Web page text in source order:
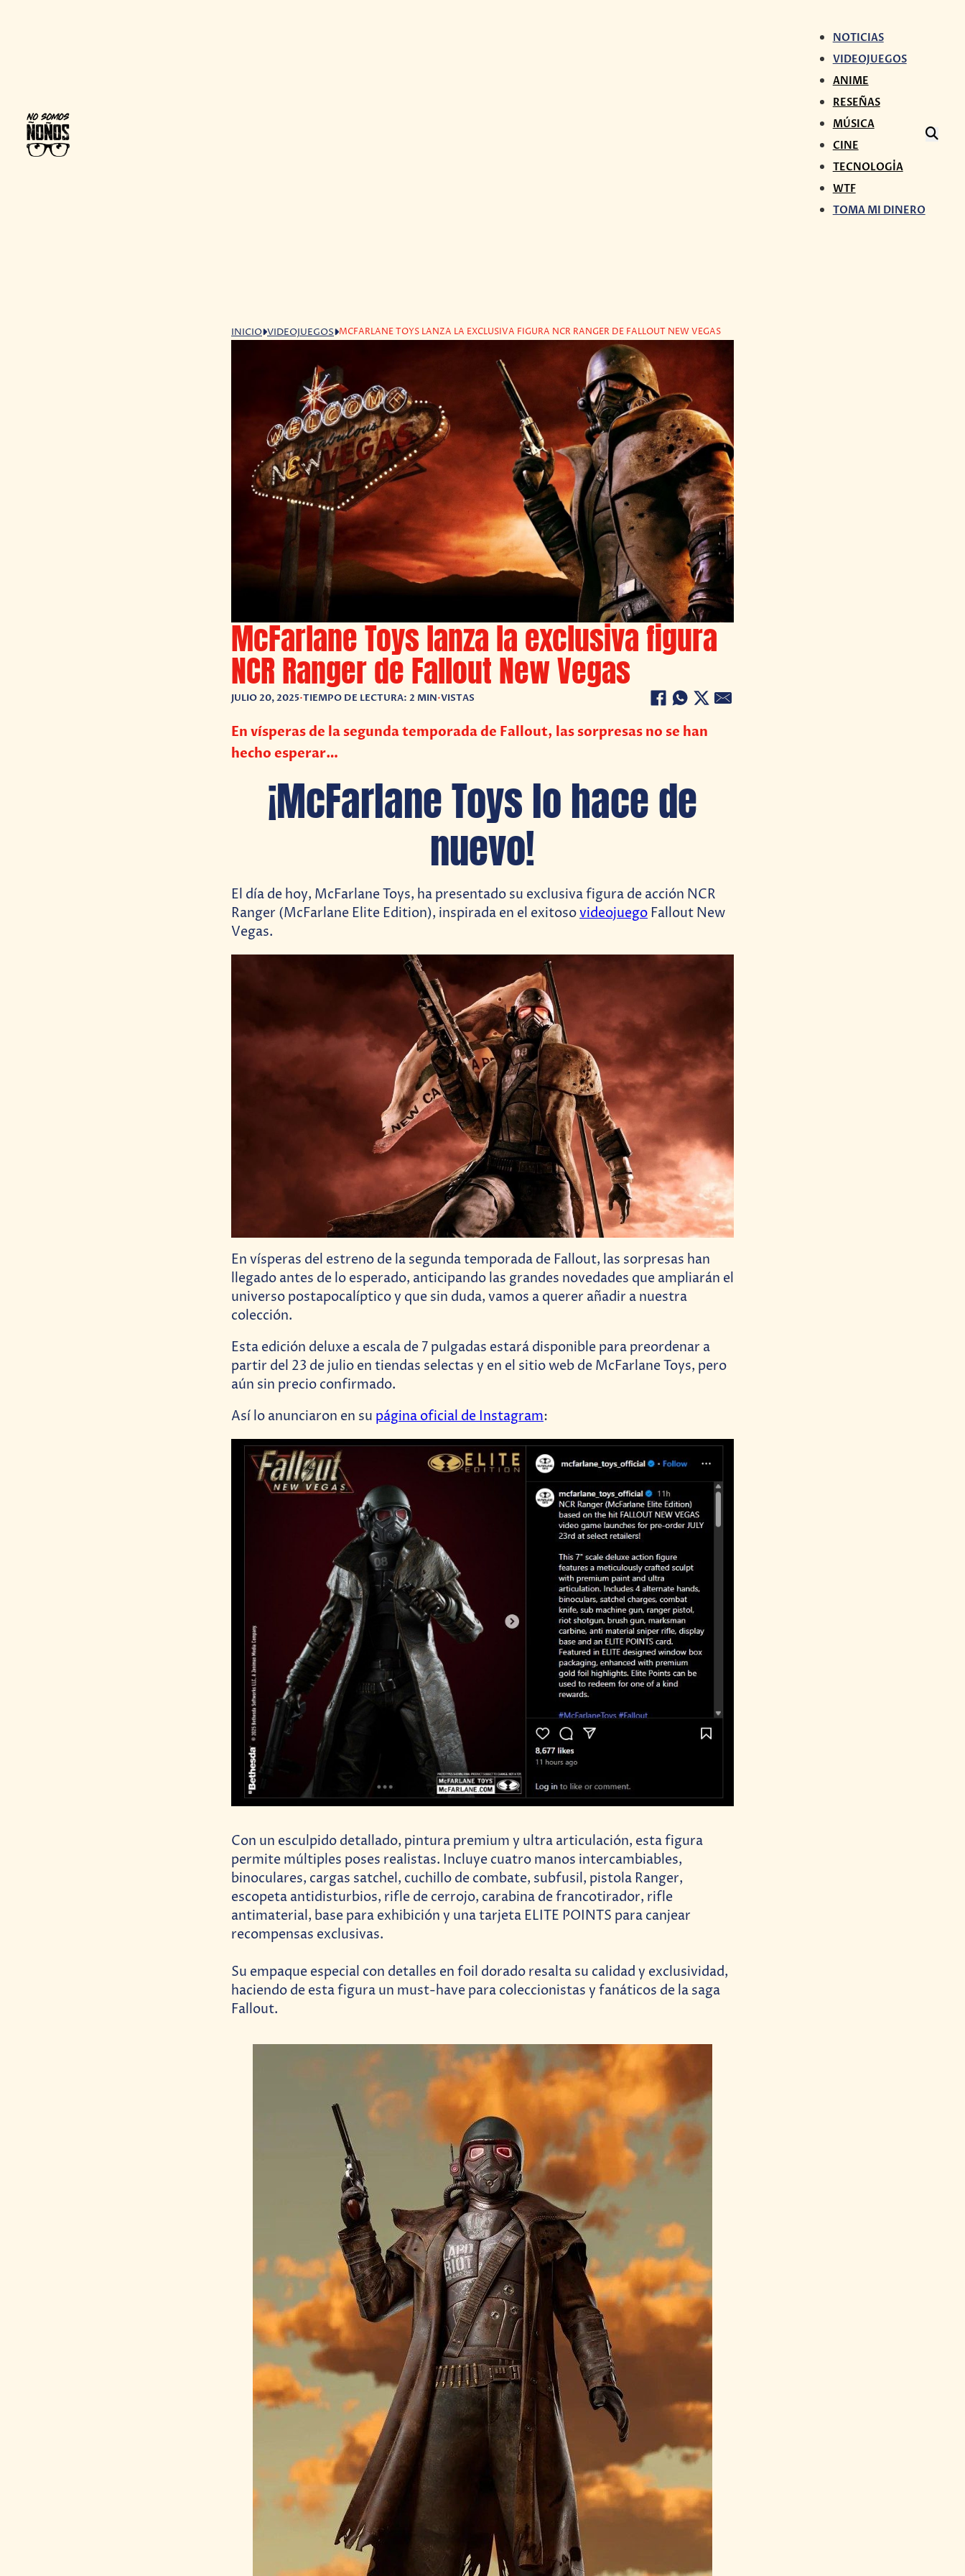
NOTICIAS
VIDEOJUEGOS
ANIME
RESEÑAS
MÚSICA
CINE
TECNOLOGÍA
WTF
TOMA MI DINERO
INICIO VIDEOJUEGOS MCFARLANE TOYS LANZA LA EXCLUSIVA FIGURA NCR RANGER DE FALLOUT NEW VEGAS
McFarlane Toys lanza la exclusiva figura
NCR Ranger de Fallout New Vegas
JULIO 20, 2025•TIEMPO DE LECTURA: 2 MIN•VISTAS
En vísperas de la segunda temporada de Fallout, las sorpresas no se han
hecho esperar…
¡McFarlane Toys lo hace de
nuevo!
El día de hoy, McFarlane Toys, ha presentado su exclusiva figura de acción NCR
Ranger (McFarlane Elite Edition), inspirada en el exitosovideojuego Fallout New
Vegas.
En vísperas del estreno de la segunda temporada de Fallout, las sorpresas han
llegado antes de lo esperado, anticipando las grandes novedades que ampliarán el
universo postapocalíptico y que sin duda, vamos a querer añadir a nuestra
colección.
Esta edición deluxe a escala de 7 pulgadas estará disponible para preordenar a
partir del 23 de julio en tiendas selectas y en el sitio web de McFarlane Toys, pero
aún sin precio confirmado.
Así lo anunciaron en su página oficial de Instagram:
Con un esculpido detallado, pintura premium y ultra articulación, esta figura
permite múltiples poses realistas. Incluye cuatro manos intercambiables,
binoculares, cargas satchel, cuchillo de combate, subfusil, pistola Ranger,
escopeta antidisturbios, rifle de cerrojo, carabina de francotirador, rifle
antimaterial, base para exhibición y una tarjeta ELITE POINTS para canjear
recompensas exclusivas.
Su empaque especial con detalles en foil dorado resalta su calidad y exclusividad,
haciendo de esta figura un must-have para coleccionistas y fanáticos de la saga
Fallout.